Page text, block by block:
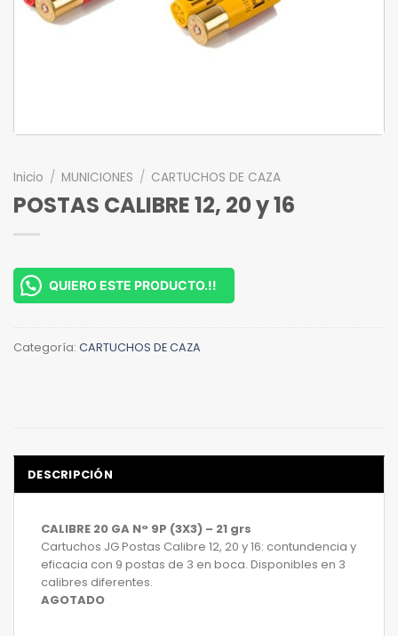
Inicio / MUNICIONES / CARTUCHOS DE CAZA
POSTAS CALIBRE 12, 20 y 16
QUIERO ESTE PRODUCTO.!!
Categoría: CARTUCHOS DE CAZA
DESCRIPCIÓN
CALIBRE 20 GA N° 9P (3X3) – 21 grs
Cartuchos JG Postas Calibre 12, 20 y 16: contundencia y
eficacia con 9 postas de 3 en boca. Disponibles en 3
calibres diferentes.
AGOTADO